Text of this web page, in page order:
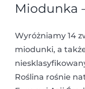
Miodunka
Wyróżniamy 14
miodunki, a
Roślina rośnie